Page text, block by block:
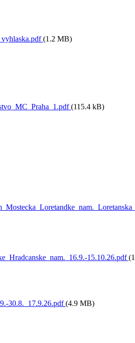
(1.2 MB)
(115.4 kB)
15.10.26.pdf
30.8._17.9.26.pdf(4.9 MB)